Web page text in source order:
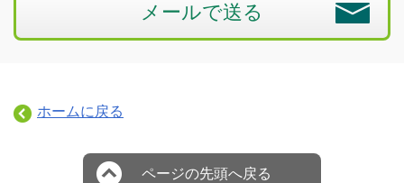
メールで送る
ホームに戻る
ページの先頭へ戻る